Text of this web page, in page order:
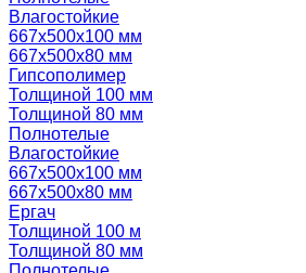
Влагостойкие
667х500х100 мм
667х500х80 мм
Гипсополимер
Толщиной 100 мм
Толщиной 80 мм
Полнотелые
Влагостойкие
667х500х100 мм
667х500х80 мм
Ергач
Толщиной 100 м
Толщиной 80 мм